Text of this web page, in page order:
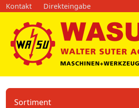
Kontakt Direkteingabe
Sortiment